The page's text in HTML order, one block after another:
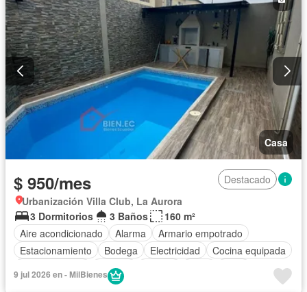
Casa
$ 950/mes
Destacado
Urbanización Villa Club, La Aurora
3 Dormitorios
3 Baños
160 m²
Aire acondicionado
Alarma
Armario empotrado
Estacionamiento
Bodega Electricidad
Cocina equipada
Internet
Área para niños
Parrilla
Gimnasio
9 jul 2026 en - MilBienes